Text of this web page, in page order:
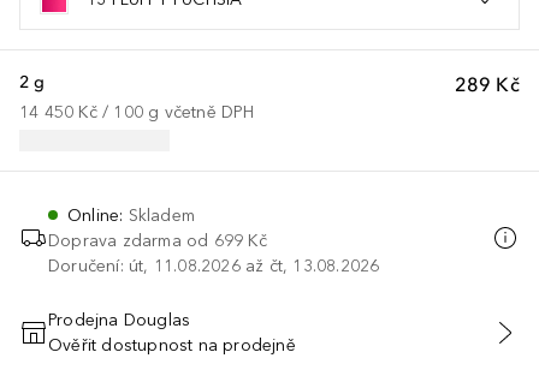
289 Kč
2 g
14 450 Kč / 100 g včetně DPH
Online: Skladem
Doprava zdarma od 699 Kč
Doručení: út, 11.08.2026 až čt, 13.08.2026
PŘIDAT DO KOŠÍKU
Prodejna Douglas
Ověřit dostupnost na prodejně